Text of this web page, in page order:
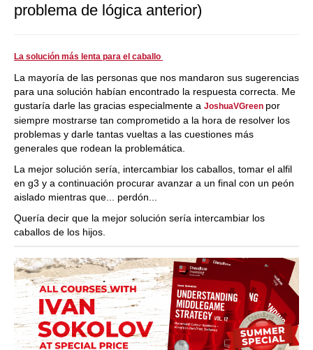
problema de lógica anterior)
La solución más lenta para el caballo
La mayoría de las personas que nos mandaron sus sugerencias
para una solución habían encontrado la respuesta correcta. Me
gustaría darle las gracias especialmente a JoshuaVGreen por
siempre mostrarse tan comprometido a la hora de resolver los
problemas y darle tantas vueltas a las cuestiones más
generales que rodean la problemática.
La mejor solución sería, intercambiar los caballos, tomar el alfil
en g3 y a continuación procurar avanzar a un final con un peón
aislado mientras que... perdón...
Quería decir que la mejor solución sería intercambiar los
caballos de los hijos.